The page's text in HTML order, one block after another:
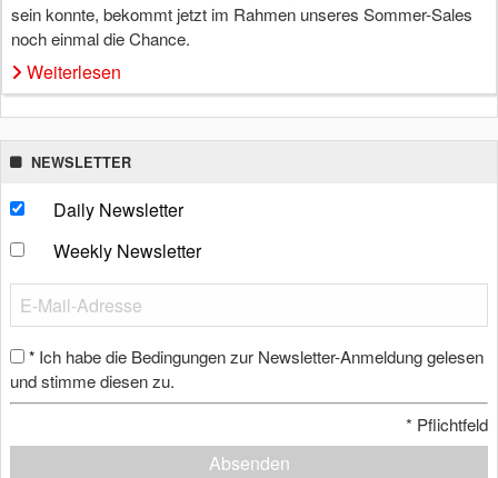
sein konnte, bekommt jetzt im Rahmen unseres Sommer-Sales
noch einmal die Chance.
Weiterlesen
NEWSLETTER
Daily Newsletter
Weekly Newsletter
* Ich habe die Bedingungen zur Newsletter-Anmeldung gelesen
und stimme diesen zu.
* Pflichtfeld
Absenden